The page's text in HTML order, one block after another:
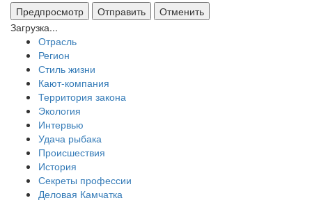
Загрузка...
Отрасль
Регион
Стиль жизни
Кают-компания
Территория закона
Экология
Интервью
Удача рыбака
Происшествия
История
Секреты профессии
Деловая Камчатка